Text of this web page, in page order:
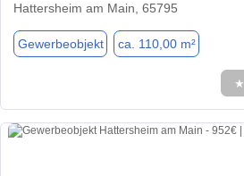
Hattersheim am Main, 65795
Gewerbeobjekt ca. 110,00 m²
★